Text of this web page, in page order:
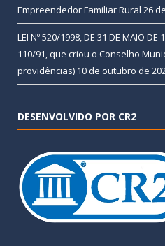
Empreendedor Familiar Rural 26
LEI Nº 520/1998, DE 31 DE MAIO
110/91, que criou o Conselho
providências) 10 de outubro de
DESENVOLVIDO POR CR2